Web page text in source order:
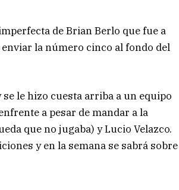
de Brian Berlo que fue a
la número cinco al fondo del
le hizo cuesta arriba a un equipo
a pesar de mandar a la
que no jugaba) y Lucio Velazco.
y en la semana se sabrá sobre